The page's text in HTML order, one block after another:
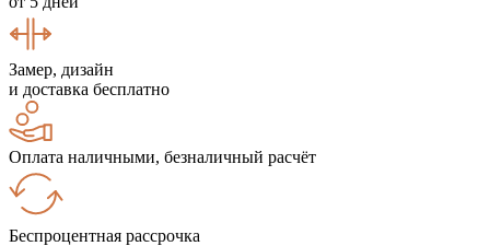
Замер, дизайн
и доставка бесплатно
Оплата наличными, безналичный расчёт
Беспроцентная рассрочка